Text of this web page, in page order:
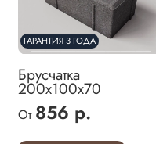
ГАРАНТИЯ 3 ГОДА
Брусчатка
200х100х70
От 856 р.